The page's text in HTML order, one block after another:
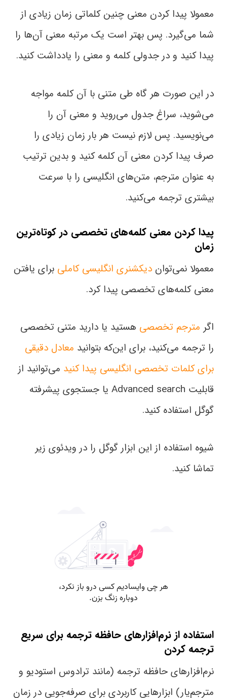
معمولا پیدا کردن معنی چنین کلماتی زمان زیادی از
شما می‌گیرد. پس بهتر است یک مرتبه معنی آن‌ها را
پیدا کنید و در جدولی کلمه و معنی را یادداشت کنید.
در این صورت هر گاه طی متنی با آن‌ کلمه مواجه
می‌شوید، سراغ جدول می‌روید و معنی آن را
می‌نویسید. پس لازم نیست هر بار زمان زیادی را
صرف پیدا کردن معنی آن کلمه کنید و بدین ترتیب
به عنوان مترجم، متن‌های انگلیسی را با سرعت
بیشتری ترجمه می‌کنید.
پیدا کردن معنی کلمه‌های تخصصی در کوتاه‌ترین
زمان
معمولا نمی‌توان دیکشنری انگلیسی کاملی برای یافتن
معنی کلمه‌های تخصصی پیدا کرد.
اگر مترجم تخصصی هستید یا دارید متنی تخصصی
را ترجمه می‌کنید، برای این‌که بتوانید معادل دقیقی
برای کلمات تخصصی انگلیسی پیدا کنید می‌توانید از
قابلیت Advanced search یا جستجوی پیشرفته
گوگل استفاده کنید.
شیوه استفاده از این ابزار گوگل را در ویدئوی زیر
تماشا کنید.
استفاده از نرم‌افزارهای حافظه ترجمه برای سریع
ترجمه کردن
نرم‌افزارهای حافظه ترجمه (مانند ترادوس استودیو و
مترجم‌یار) ابزارهایی کاربردی برای صرفه‌جویی در زمان